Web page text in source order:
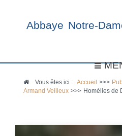
Abbaye Notre-
Vous êtes ici :Accueil >>>
Armand Veilleux >>> Homélies de